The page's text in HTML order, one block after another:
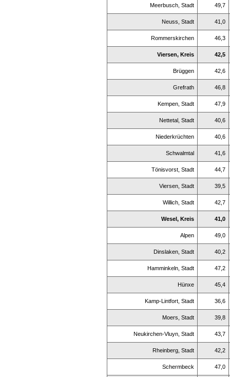
Meerbusch, Stadt 49,7
Neuss, Stadt 41,0
Rommerskirchen 46,3
Viersen, Kreis 42,5
Brüggen 42,6
Grefrath 46,8
Kempen, Stadt 47,9
Nettetal, Stadt 40,6
Niederkrüchten 40,6
Schwalmtal 41,6
Tönisvorst, Stadt 44,7
Viersen, Stadt 39,5
Willich, Stadt 42,7
Wesel, Kreis 41,0
Alpen 49,0
Dinslaken, Stadt 40,2
Hamminkeln, Stadt 47,2
Hünxe 45,4
Kamp-Lintfort, Stadt 36,6
Moers, Stadt 39,8
Neukirchen-Vluyn, Stadt 43,7
Rheinberg, Stadt 42,2
Schermbeck 47,0